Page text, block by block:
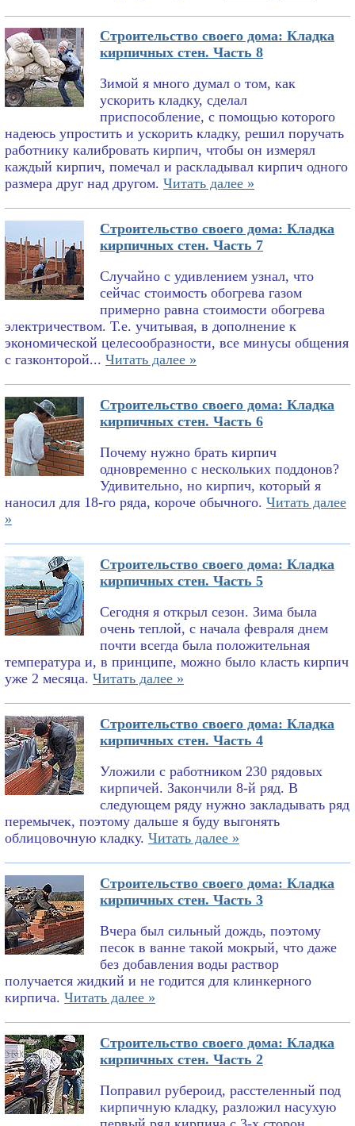
Строительство своего дома: Кладка
кирпичных стен. Часть 8
Зимой я много думал о том, как
ускорить кладку, сделал
приспособление, с помощью которого
надеюсь упростить и ускорить кладку, решил поручать
работнику калибровать кирпич, чтобы он измерял
каждый кирпич, помечал и раскладывал кирпич одного
размера друг над другом. Читать далее »
Строительство своего дома: Кладка
кирпичных стен. Часть 7
Случайно с удивлением узнал, что
сейчас стоимость обогрева газом
примерно равна стоимости обогрева
электричеством. Т.е. учитывая, в дополнение к
экономической целесообразности, все минусы общения
с газконторой... Читать далее »
Строительство своего дома: Кладка
кирпичных стен. Часть 6
Почему нужно брать кирпич
одновременно с нескольких поддонов?
Удивительно, но кирпич, который я
наносил для 18-го ряда, короче обычного. Читать далее
»
Строительство своего дома: Кладка
кирпичных стен. Часть 5
Сегодня я открыл сезон. Зима была
очень теплой, с начала февраля днем
почти всегда была положительная
температура и, в принципе, можно было класть кирпич
уже 2 месяца. Читать далее »
Строительство своего дома: Кладка
кирпичных стен. Часть 4
Уложили с работником 230 рядовых
кирпичей. Закончили 8-й ряд. В
следующем ряду нужно закладывать ряд
перемычек, поэтому дальше я буду выгонять
облицовочную кладку. Читать далее »
Строительство своего дома: Кладка
кирпичных стен. Часть 3
Вчера был сильный дождь, поэтому
песок в ванне такой мокрый, что даже
без добавления воды раствор
получается жидкий и не годится для клинкерного
кирпича. Читать далее »
Строительство своего дома: Кладка
кирпичных стен. Часть 2
Поправил рубероид, расстеленный под
кирпичную кладку, разложил насухую